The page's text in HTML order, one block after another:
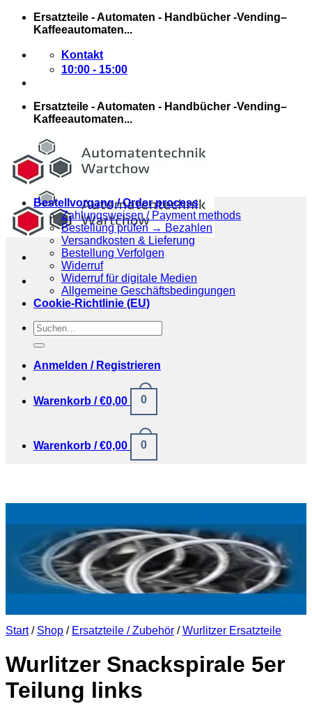
Zum
Ersatzteile - Automaten - Handbücher -Vending–
Kaffeeautomaten...
Kontakt
10:00 - 15:00
Ersatzteile - Automaten - Handbücher -Vending–
Kaffeeautomaten...
Bestellvorgang / Order process
Zahlungsweisen / Payment methods
Bestellung prüfen → Bezahlen
Versandkosten & Lieferung
Bestellung Verfolgen
Widerruf
Widerruf für digitale Medien
Allgemeine Geschäftsbedingungen
Cookie-Richtlinie (EU)
Suchen
nach:
Anmelden / Registrieren
Warenkorb /€0,00 0
Warenkorb /€0,00 0
Start / Shop / Ersatzteile / Zubehör / Wurlitzer Ersatzteile
Wurlitzer Snackspirale 5er
Teilung links